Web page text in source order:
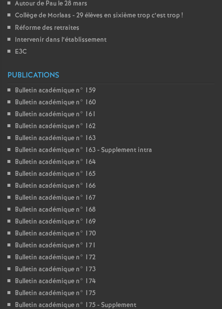
Autour de Pau le 28 mars
Collège de Morlaas - 29 élèves en sixième trop c’est trop!
Réforme des retraites
Intervenir dans l’établissement
E3C
PUBLICATIONS
Bulletin académique n° 159
Bulletin académique n° 160
Bulletin académique n° 161
Bulletin académique n° 162
Bulletin académique n° 163
Bulletin académique n° 163 - Supplement intra
Bulletin académique n° 164
Bulletin académique n° 165
Bulletin académique n° 166
Bulletin académique n° 167
Bulletin académique n° 168
Bulletin académique n° 169
Bulletin académique n° 170
Bulletin académique n° 171
Bulletin académique n° 172
Bulletin académique n° 173
Bulletin académique n° 174
Bulletin académique n° 175
Bulletin académique n° 175 - Supplement